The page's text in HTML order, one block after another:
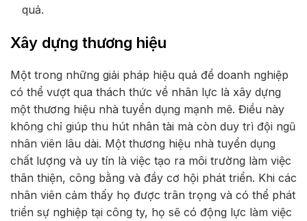
quả.
Xây dựng thương hiệu
Một trong những giải pháp hiệu quả để doanh nghiệp
có thể vượt qua thách thức về nhân lực là xây dựng
một thương hiệu nhà tuyển dụng mạnh mẽ. Điều này
không chỉ giúp thu hút nhân tài mà còn duy trì đội ngũ
nhân viên lâu dài. Một thương hiệu nhà tuyển dụng
chất lượng và uy tín là việc tạo ra môi trường làm việc
thân thiện, công bằng và đầy cơ hội phát triển. Khi các
nhân viên cảm thấy họ được trân trọng và có thể phát
triển sự nghiệp tại công ty, họ sẽ có động lực làm việc